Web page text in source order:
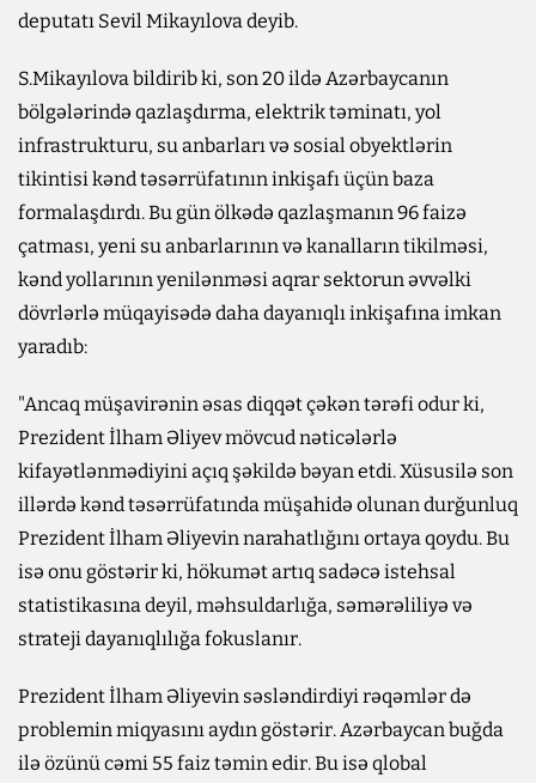
deputatı Sevil Mikayılova deyib.
S.Mikayılova bildirib ki, son 20 ildə Azərbaycanın
bölgələrində qazlaşdırma, elektrik təminatı, yol
infrastrukturu, su anbarları və sosial obyektlərin
tikintisi kənd təsərrüfatının inkişafı üçün baza
formalaşdırdı. Bu gün ölkədə qazlaşmanın 96 faizə
çatması, yeni su anbarlarının və kanalların tikilməsi,
kənd yollarının yenilənməsi aqrar sektorun əvvəlki
dövrlərlə müqayisədə daha dayanıqlı inkişafına imkan
yaradıb:
"Ancaq müşavirənin əsas diqqət çəkən tərəfi odur ki,
Prezident İlham Əliyev mövcud nəticələrlə
kifayətlənmədiyini açıq şəkildə bəyan etdi. Xüsusilə son
illərdə kənd təsərrüfatında müşahidə olunan durğunluq
Prezident İlham Əliyevin narahatlığını ortaya qoydu. Bu
isə onu göstərir ki, hökumət artıq sadəcə istehsal
statistikasına deyil, məhsuldarlığa, səmərəliliyə və
strateji dayanıqlılığa fokuslanır.
Prezident İlham Əliyevin səsləndirdiyi rəqəmlər də
problemin miqyasını aydın göstərir. Azərbaycan buğda
ilə özünü cəmi 55 faiz təmin edir. Bu isə qlobal